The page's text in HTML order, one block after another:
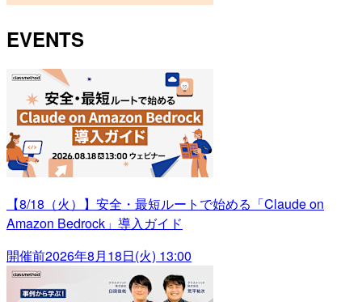
EVENTS
【8/18（火）】安全・最短ルートで始める「Claude on
Amazon Bedrock」導入ガイド
開催前2026年8月18日(火) 13:00